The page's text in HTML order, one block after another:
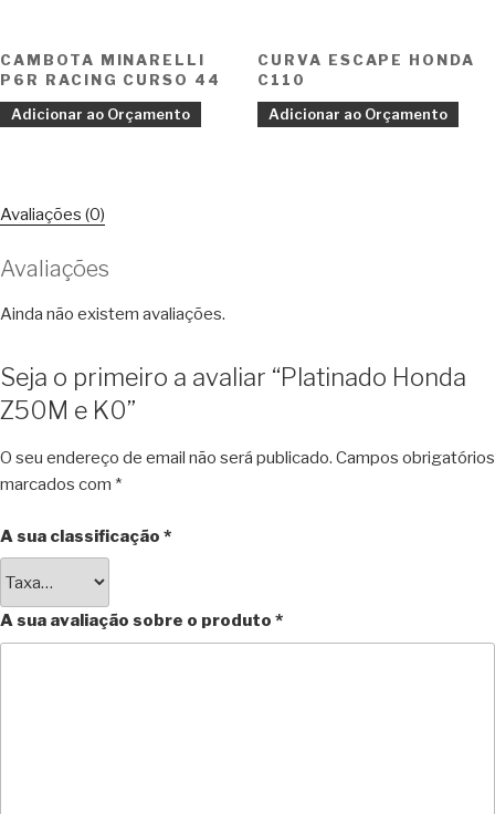
CAMBOTA MINARELLI
P6R RACING CURSO 44
Adicionar ao Orçamento
CURVA ESCAPE HONDA
C110
Adicionar ao Orçamento
Avaliações (0)
Avaliações
Ainda não existem avaliações.
Seja o primeiro a avaliar “Platinado Honda
Z50M e K0”
O seu endereço de email não será publicado. Campos obrigatórios
marcados com *
A sua classificação *
A sua avaliação sobre o produto *